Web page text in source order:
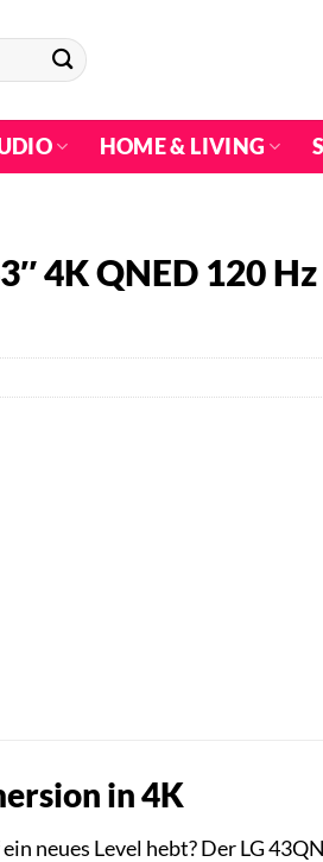
HOME & LIVING
4K QNED 120
in 4K
neues Level hebt? Der LG